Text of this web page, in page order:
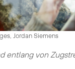
Jordan Siemens
entlang von